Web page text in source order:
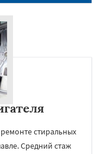
стиральных
Средний стаж